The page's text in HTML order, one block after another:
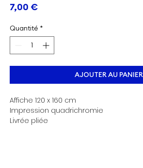
7,00 €Prix
Quantité *
AJOUTER AU PANIER
Affiche 120 x 160 cm
Impression quadrichromie
Livrée pliée